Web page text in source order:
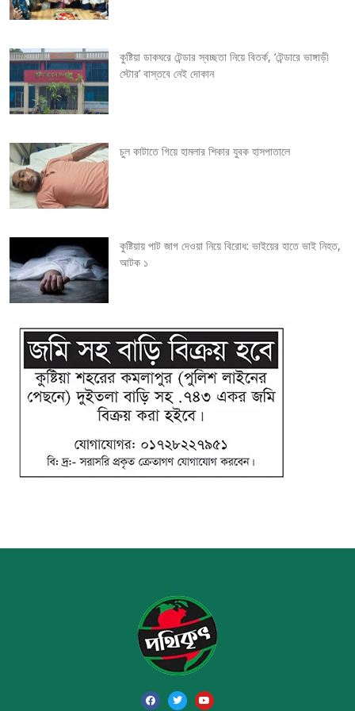
a
t
i
o
n
কুষ্টিয়া ডাকঘরে টেন্ডার স্বচ্ছতা নিয়ে বিতর্ক, ‘টেন্ডারে ভাঙ্গাড়ী
স্টোর’ বাস্তবে নেই দোকান
চুল কাটাতে গিয়ে হামলার শিকার যুবক হাসপাতালে
কুষ্টিয়ায় পাট জাগ দেওয়া নিয়ে বিরোধ: ভাইয়ের হাতে ভাই নিহত,
আটক ১